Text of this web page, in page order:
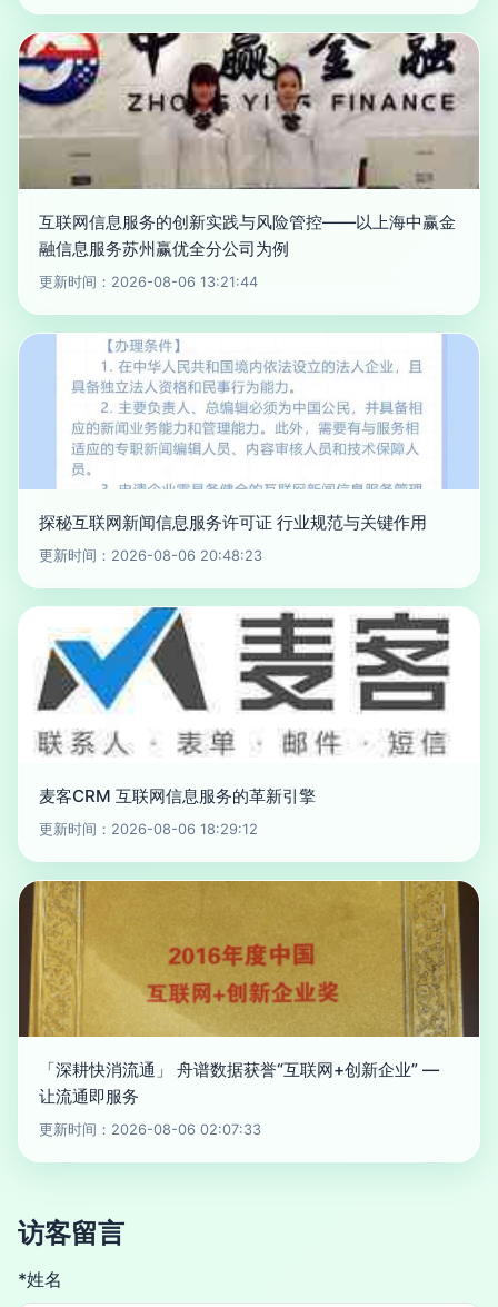
互联网信息服务的创新实践与风险管控——以上海中赢金
融信息服务苏州赢优全分公司为例
更新时间：2026-08-06 13:21:44
探秘互联网新闻信息服务许可证 行业规范与关键作用
更新时间：2026-08-06 20:48:23
麦客CRM 互联网信息服务的革新引擎
更新时间：2026-08-06 18:29:12
「深耕快消流通」 舟谱数据获誉“互联网+创新企业” —
让流通即服务
更新时间：2026-08-06 02:07:33
访客留言
*姓名